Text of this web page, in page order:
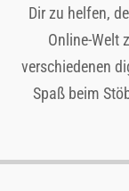
Dir zu helfen,
Online-Welt
verschiedenen
Spaß beim